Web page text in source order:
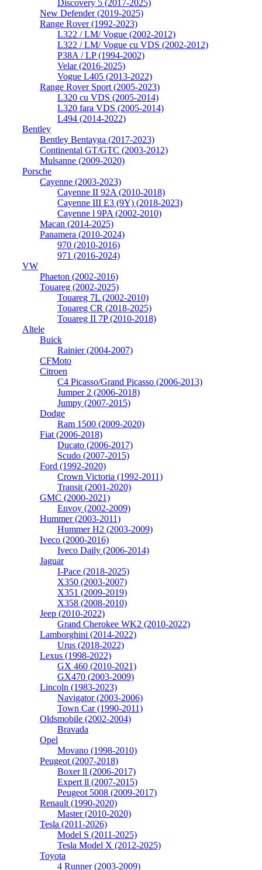
Discovery 5 (2017-2025)
New Defender (2019-2025)
Range Rover (1992-2023)
L322 / LM/ Vogue (2002-2012)
L322 / LM/ Vogue cu VDS (2002-2012)
P38A / LP (1994-2002)
Velar (2016-2025)
Vogue L405 (2013-2022)
Range Rover Sport (2005-2023)
L320 cu VDS (2005-2014)
L320 fara VDS (2005-2014)
L494 (2014-2022)
Bentley
Bentley Bentayga (2017-2023)
Continental GT/GTC (2003-2012)
Mulsanne (2009-2020)
Porsche
Cayenne (2003-2023)
Cayenne II 92A (2010-2018)
Cayenne III E3 (9Y) (2018-2023)
Cayenne l 9PA (2002-2010)
Macan (2014-2025)
Panamera (2010-2024)
970 (2010-2016)
971 (2016-2024)
VW
Phaeton (2002-2016)
Touareg (2002-2025)
Touareg 7L (2002-2010)
Touareg CR (2018-2025)
Touareg II 7P (2010-2018)
Altele
Buick
Rainier (2004-2007)
CFMoto
Citroen
C4 Picasso/Grand Picasso (2006-2013)
Jumper 2 (2006-2018)
Jumpy (2007-2015)
Dodge
Ram 1500 (2009-2020)
Fiat (2006-2018)
Ducato (2006-2017)
Scudo (2007-2015)
Ford (1992-2020)
Crown Victoria (1992-2011)
Transit (2001-2020)
GMC (2000-2021)
Envoy (2002-2009)
Hummer (2003-2011)
Hummer H2 (2003-2009)
Iveco (2000-2016)
Iveco Daily (2006-2014)
Jaguar
I-Pace (2018-2025)
X350 (2003-2007)
X351 (2009-2019)
X358 (2008-2010)
Jeep (2010-2022)
Grand Cherokee WK2 (2010-2022)
Lamborghini (2014-2022)
Urus (2018-2022)
Lexus (1998-2022)
GX 460 (2010-2021)
GX470 (2003-2009)
Lincoln (1983-2023)
Navigator (2003-2006)
Town Car (1990-2011)
Oldsmobile (2002-2004)
Bravada
Opel
Movano (1998-2010)
Peugeot (2007-2018)
Boxer ll (2006-2017)
Expert ll (2007-2015)
Peugeot 5008 (2009-2017)
Renault (1990-2020)
Master (2010-2020)
Tesla (2011-2026)
Model S (2011-2025)
Tesla Model X (2012-2025)
Toyota
4 Runner (2003-2009)